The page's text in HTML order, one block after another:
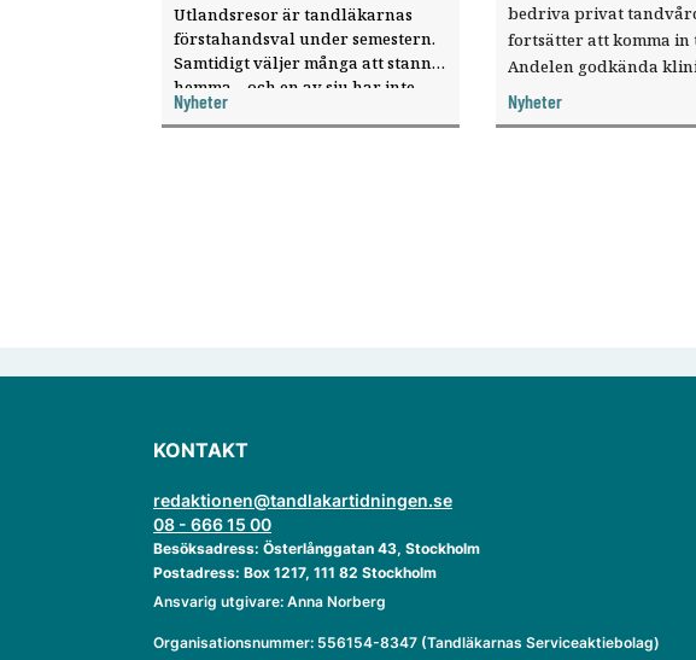
Utlandsresor är tandläkarnas
förstahandsval under semestern.
Samtidigt väljer många att stanna
hemma – och en av sju har inte
haft någon sommarledighet alls,
enligt "månadens fråga".
Nyheter
bedriva privat
fortsätter att komma in
Andelen godkända
ökat, visar nya siffror.
Nyheter
KONTAKT
redaktionen@tandlakartidningen.se
08 - 666 15 00
Besöksadress: Österlånggatan 43, Stockholm
Postadress: Box 1217, 111 82 Stockholm
Ansvarig utgivare: Anna Norberg
Organisationsnummer: 556154-8347 (Tandläkarnas Serviceaktiebolag)